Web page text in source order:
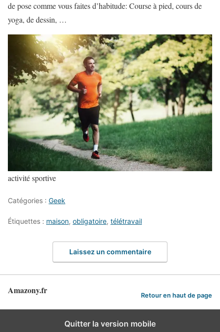
de pose comme vous faites d’habitude: Course à pied, cours de
yoga, de dessin, …
activité sportive
Catégories : Geek
Étiquettes : maison, obligatoire, télétravail
Laissez un commentaire
Amazony.fr Retour en haut de page
Quitter la version mobile